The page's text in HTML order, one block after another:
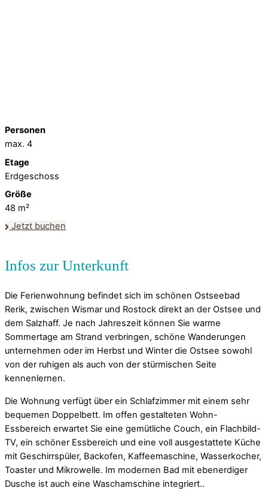
Personen
max. 4
Etage
Erdgeschoss
Größe
48 m²
Jetzt buchen
Die Ferienwohnung befindet sich im schönen Ostseebad
Rerik, zwischen Wismar und Rostock direkt an der Ostsee und
dem Salzhaff. Je nach Jahreszeit können Sie warme
Sommertage am Strand verbringen, schöne Wanderungen
unternehmen oder im Herbst und Winter die Ostsee sowohl
von der ruhigen als auch von der stürmischen Seite
kennenlernen.
Die Wohnung verfügt über ein Schlafzimmer mit einem sehr
bequemen Doppelbett. Im offen gestalteten Wohn-
Essbereich erwartet Sie eine gemütliche Couch, ein Flachbild-
TV, ein schöner Essbereich und eine voll ausgestattete Küche
mit Geschirrspüler, Backofen, Kaffeemaschine, Wasserkocher,
Toaster und Mikrowelle. Im modernen Bad mit ebenerdiger
Dusche ist auch eine Waschamschine integriert..